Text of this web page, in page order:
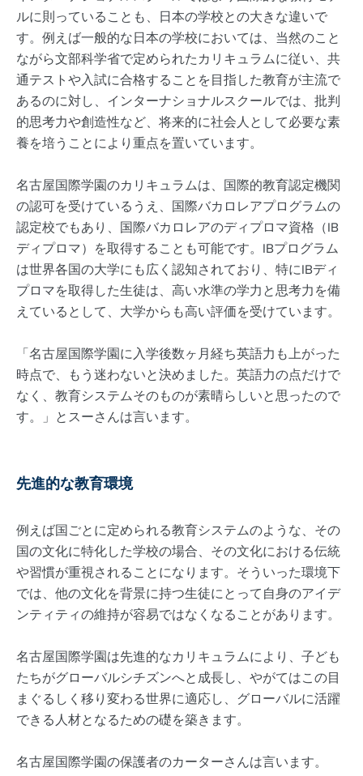
ルに則っていることも、日本の学校との大きな違いで
す。例えば一般的な日本の学校においては、当然のこと
ながら文部科学省で定められたカリキュラムに従い、共
通テストや入試に合格することを目指した教育が主流で
あるのに対し、インターナショナルスクールでは、批判
的思考力や創造性など、将来的に社会人として必要な素
養を培うことにより重点を置いています。
名古屋国際学園のカリキュラムは、国際的教育認定機関
の認可を受けているうえ、国際バカロレアプログラムの
認定校でもあり、国際バカロレアのディプロマ資格（IB
ディプロマ）を取得することも可能です。IBプログラム
は世界各国の大学にも広く認知されており、特にIBディ
プロマを取得した生徒は、高い水準の学力と思考力を備
えているとして、大学からも高い評価を受けています。
「名古屋国際学園に入学後数ヶ月経ち英語力も上がった
時点で、もう迷わないと決めました。英語力の点だけで
なく、教育システムそのものが素晴らしいと思ったので
す。」とスーさんは言います。
先進的な教育環境
例えば国ごとに定められる教育システムのような、その
国の文化に特化した学校の場合、その文化における伝統
や習慣が重視されることになります。そういった環境下
では、他の文化を背景に持つ生徒にとって自身のアイデ
ンティティの維持が容易ではなくなることがあります。
名古屋国際学園は先進的なカリキュラムにより、子ども
たちがグローバルシチズンへと成長し、やがてはこの目
まぐるしく移り変わる世界に適応し、グローバルに活躍
できる人材となるための礎を築きます。
名古屋国際学園の保護者のカーターさんは言います。